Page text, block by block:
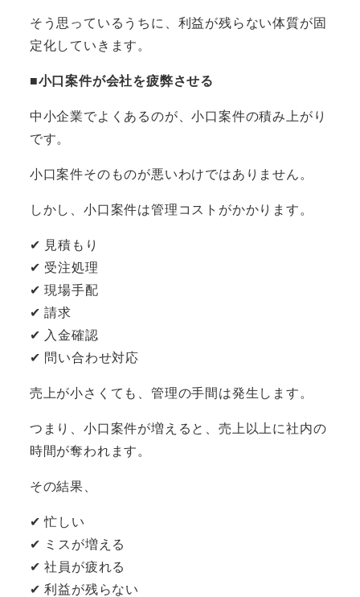
そう思っているうちに、利益が残らない体質が固
定化していきます。
■小口案件が会社を疲弊させる
中小企業でよくあるのが、小口案件の積み上がり
です。
小口案件そのものが悪いわけではありません。
しかし、小口案件は管理コストがかかります。
✔ 見積もり
✔ 受注処理
✔ 現場手配
✔ 請求
✔ 入金確認
✔ 問い合わせ対応
売上が小さくても、管理の手間は発生します。
つまり、小口案件が増えると、売上以上に社内の
時間が奪われます。
その結果、
✔ 忙しい
✔ ミスが増える
✔ 社員が疲れる
✔ 利益が残らない